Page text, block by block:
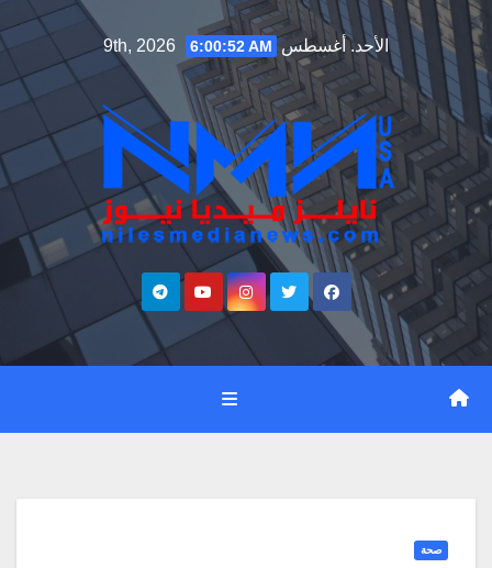
Skip
to
content
الأحد. أغسطس 9th, 2026 6:00:52 AM
صحة